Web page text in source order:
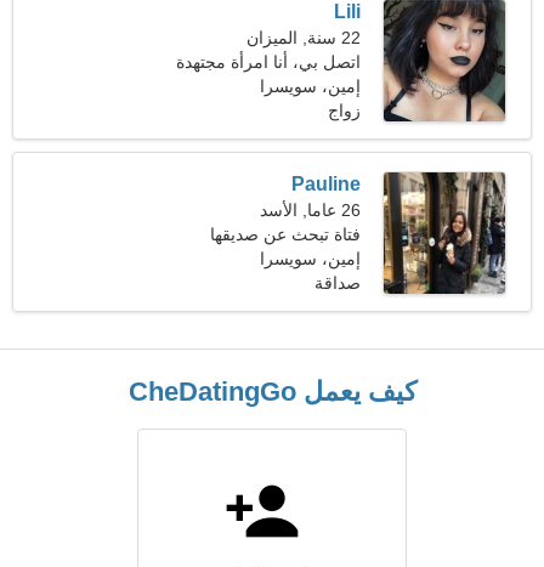
Lili
22 سنة, الميزان
اتصل بي، أنا امرأة مجتهدة
إمين، سويسرا
زواج
Pauline
26 عاما, الأسد
فتاة تبحث عن صديقها
إمين، سويسرا
صداقة
كيف يعمل CheDatingGo